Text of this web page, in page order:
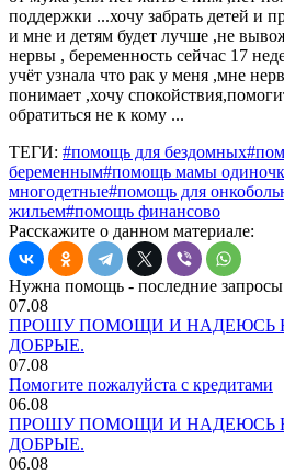
поддержки ...хочу забрать детей и
и мне и детям будет лучше ,не
нервы , беременность сейчас 17
учёт узнала что рак у меня ,мне
понимает ,хочу
обратиться не к кому ...
ТЕГИ: #помощь для бездомных
беременным#помощь мамы
многодетные#помощь для
жильем#помощь финансово
Расскажите о данном материале:
Нужна помощь - последние запросы
07.08
ПРОШУ ПОМОЩИ И НАДЕЮСЬ
ДОБРЫЕ.
07.08
Помогите пожалуйста с кредитами
06.08
ПРОШУ ПОМОЩИ И НАДЕЮСЬ
ДОБРЫЕ.
06.08